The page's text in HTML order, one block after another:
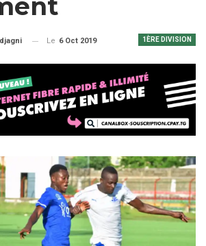
1ÈRE DIVISION
Le 6 Oct 2019